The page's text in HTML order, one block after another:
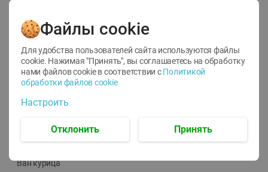
12
1.05 руб./
руб./шт
Корм влаж. для кош. с
Ван курица
ТОФУ Vegetus ТВЕРДЫЙ
Файлы cookie
Для удобства пользователей сайта используются файлы
cookie. Нажимая "Принять", вы соглашаетесь на обработку
нами файлов cookie в соответствии с Политикой
обработки файлов cookie
Настроить
Отклонить Принять